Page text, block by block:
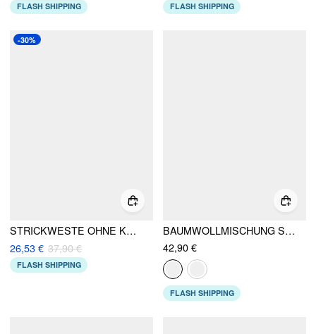
FLASH SHIPPING FLASH SHIPPING
-30%
STRICKWESTE OHNE KRAGEN MIT KONTRASTIERENDER BINDUNG UND METALLAKZENTEN
26,53 € 37,90 €
FLASH SHIPPING
BAUMWOLLMISCHUNG STRUKTURIERTER V-AUSSCHNITT BLAZER WESTE MIT METALLKNOPF-DETAIL
42,90 €
FLASH SHIPPING